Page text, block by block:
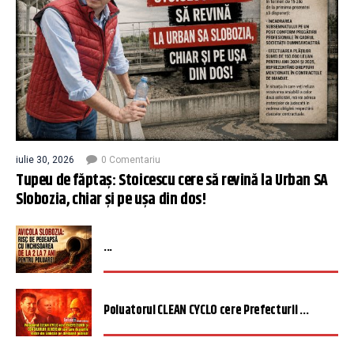
iulie 30, 2026 0 Comentariu
Tupeu de făptaș: Stoicescu cere să revină la Urban SA
Slobozia, chiar și pe ușa din dos!
...
Poluatorul CLEAN CYCLO cere Prefecturii ...